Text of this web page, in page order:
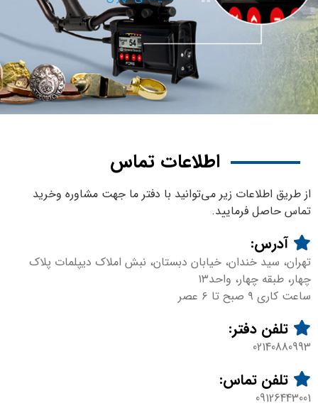
اطلاعات تماس
از طریق اطلاعات زیر می‌توانید با دفتر ما جهت مشاوره وخرید
تماس حاصل فرمایید.
آدرس:
تهران، سید خندان، خیابان دبستان، نبش املاک دیپلمات پلاک
چهار، طبقه چهار، واحد۱۳
ساعت کاری ۹ صبح تا ۶ عصر
تلفن دفتر:
02140880993
تلفن تماس:
09126443001